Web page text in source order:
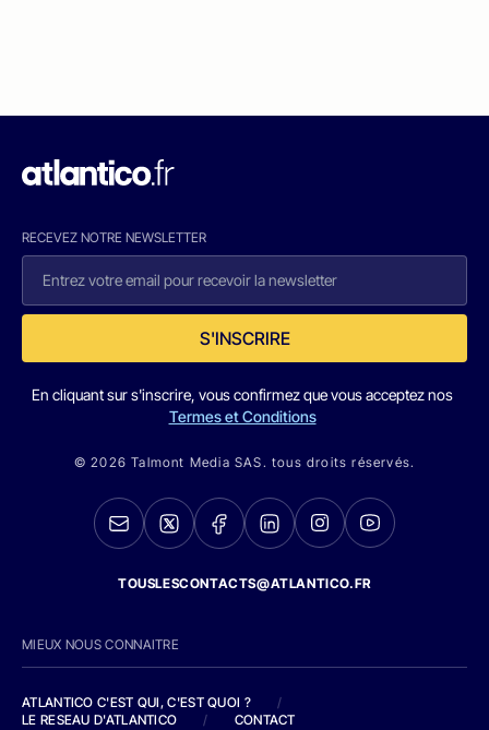
RECEVEZ NOTRE NEWSLETTER
S'INSCRIRE
En cliquant sur s'inscrire, vous confirmez que vous acceptez nos
Termes et Conditions
© 2026 Talmont Media SAS. tous droits réservés.
TOUSLESCONTACTS@ATLANTICO.FR
MIEUX NOUS CONNAITRE
ATLANTICO C'EST QUI, C'EST QUOI ?
/
LE RESEAU D'ATLANTICO
/ CONTACT